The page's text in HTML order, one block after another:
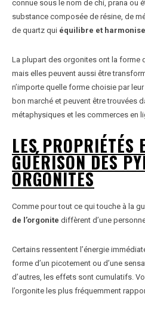
connue sous le nom de chi, prana ou
substance composée de résine, de
de quartz qui équilibre et
La plupart des orgonites ont la forme
mais elles peuvent aussi être
n’importe quelle forme choisie par
bon marché et peuvent être trouvées
métaphysiques et les commerces en
LES PROPRIÉTÉS
GUÉRISON DES
ORGONITES
Comme pour tout ce qui touche à la
de l’orgonite diffèrent d’une
Certains ressentent l’énergie
forme d’un picotement ou d’une
d’autres, les effets sont cumulatifs.
l’orgonite les plus fréquemment